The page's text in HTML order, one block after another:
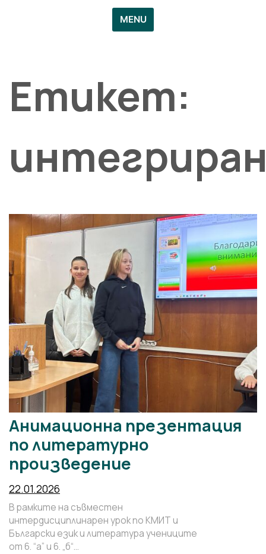
MENU
Етикет:
Анимационна презентация
по литературно
произведение
22.01.2026
В рамките на съвместен
интердисциплинарен урок по КМИТ и
Български език и литература учениците
от 6. “a” и 6. „б“…